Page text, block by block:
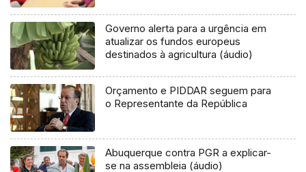
Governo alerta para a urgência em
atualizar os fundos europeus
destinados à agricultura (áudio)
Orçamento e PIDDAR seguem para
o Representante da República
Abuquerque contra PGR a explicar-
se na assembleia (áudio)